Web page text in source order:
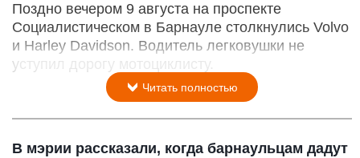
Поздно вечером 9 августа на проспекте
Социалистическом в Барнауле столкнулись Volvo
и Harley Davidson. Водитель легковушки не
уступил дорогу мотоциклисту.
Читать полностью
В мэрии рассказали, когда барнаульцам дадут